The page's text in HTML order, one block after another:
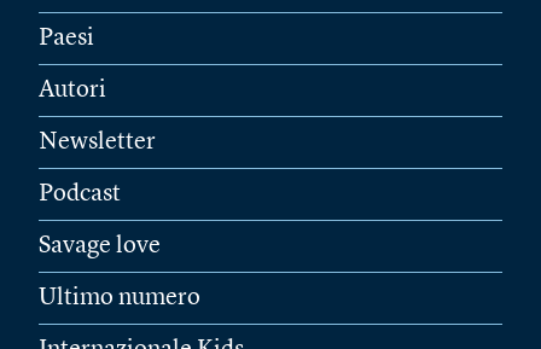
Paesi
Autori
Newsletter
Podcast
Savage love
Ultimo numero